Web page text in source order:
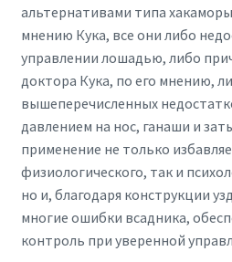
альтернативами типа
мнению Кука, все они либо
управлении лошадью, либо
доктора Кука, по его мнению,
вышеперечисленных
давлением на нос, ганаши и
применение не только
физиологического, так и
но и, благодаря конструкции
многие ошибки всадника,
контроль при уверенной